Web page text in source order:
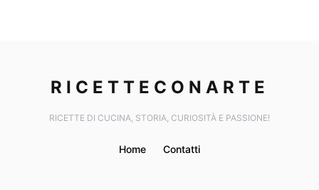
RICETTECONARTE
RICETTE DI CUCINA, STORIA, CURIOSITÀ E PASSIONE!
Home Contatti